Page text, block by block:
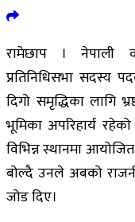
रामेछाप । नेपाली
प्रतिनिधिसभा सदस्य
दिगो समृद्धिका लागि
भूमिका अपरिहार्य
विभिन्न स्थानमा
बोल्दै उनले अबको
जोड दिए।